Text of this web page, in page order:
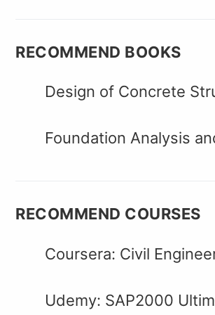
RECOMMEND BOOKS
Design of Concrete
Foundation Analysis
RECOMMEND COURSES
Coursera: Civil
Udemy: SAP2000